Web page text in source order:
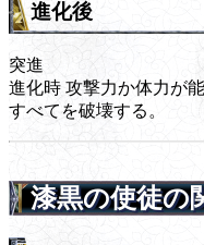
進化後
突進
進化時 攻撃力か体力が
すべてを破壊する。
漆黒の使徒の